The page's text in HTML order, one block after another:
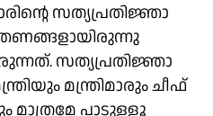
സത്യപ്രതിജ്ഞാ
സത്യപ്രതിജ്ഞാ
മന്ത്രിമാരും ചീഫ്
മാത്രമേ പാടുള്ളൂ